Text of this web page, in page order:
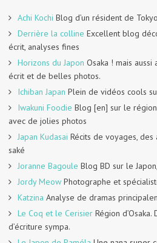
Achi Kochi Blog d’un résident de
Derrière la colline Excellent blog
écrit, analyses fines
Horizons du Japon Osaka ! mais
écrit et de belles photos.
Ichiban Japan Plein de vidéos cools
Iwakuni Foodie Blog [en] sur le
avec de jolies photos
Japan Kudasai Récits de voyages,
saké
Joranne Bagoule Blog BD sur le
Jordy Meow Photographe et
Katzina Analyse de dramas
Le Coq et le Cerisier Région
d’écriture sympa.